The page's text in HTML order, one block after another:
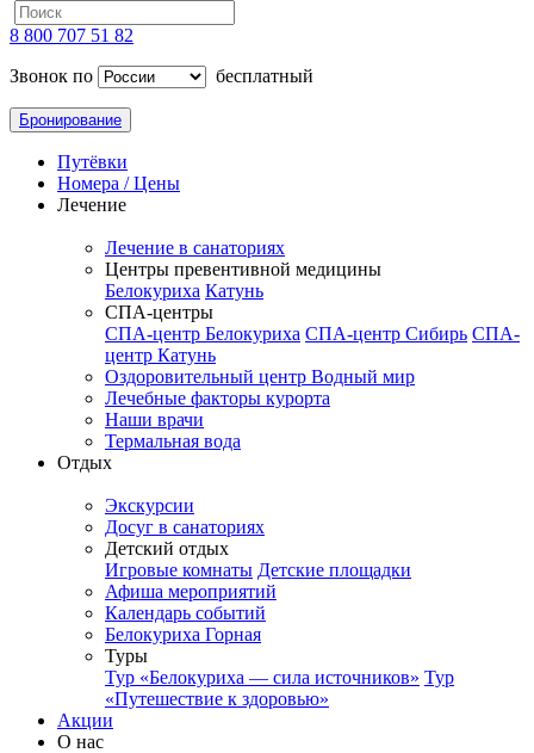
8 800 707 51 82
Звонок по
бесплатный
Бронирование
Путёвки
Номера / Цены
Лечение
Лечение в санаториях
Центры превентивной медицины
Белокуриха Катунь
СПА-центры
СПА-центр Белокуриха СПА-центр Сибирь СПА-
центр Катунь
Оздоровительный центр Водный мир
Лечебные факторы курорта
Наши врачи
Термальная вода
Отдых
Экскурсии
Досуг в санаториях
Детский отдых
Игровые комнаты Детские площадки
Афиша мероприятий
Календарь событий
Белокуриха Горная
Туры
Тур «Белокуриха — сила источников» Тур
«Путешествие к здоровью»
Акции
О нас